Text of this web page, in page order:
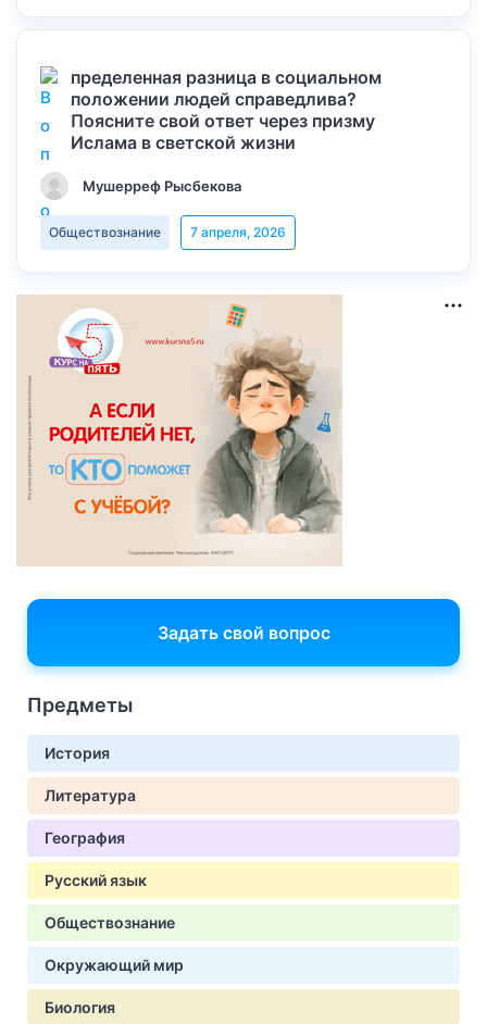
пределенная разница в социальном
положении людей справедлива?
Поясните свой ответ через призму
Ислама в светской жизни
Мушерреф Рысбекова
Обществознание 7 апреля, 2026
Задать свой вопрос
Предметы
История
Литература
География
Русский язык
Обществознание
Окружающий мир
Биология